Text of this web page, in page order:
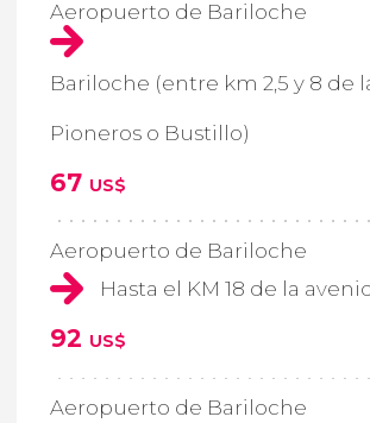
Aeropuerto de Bariloche
Bariloche (entre km 2,5 y 8 de
Pioneros o Bustillo)
67 US$
Aeropuerto de Bariloche
Hasta el KM 18 de la
92 US$
Aeropuerto de Bariloche